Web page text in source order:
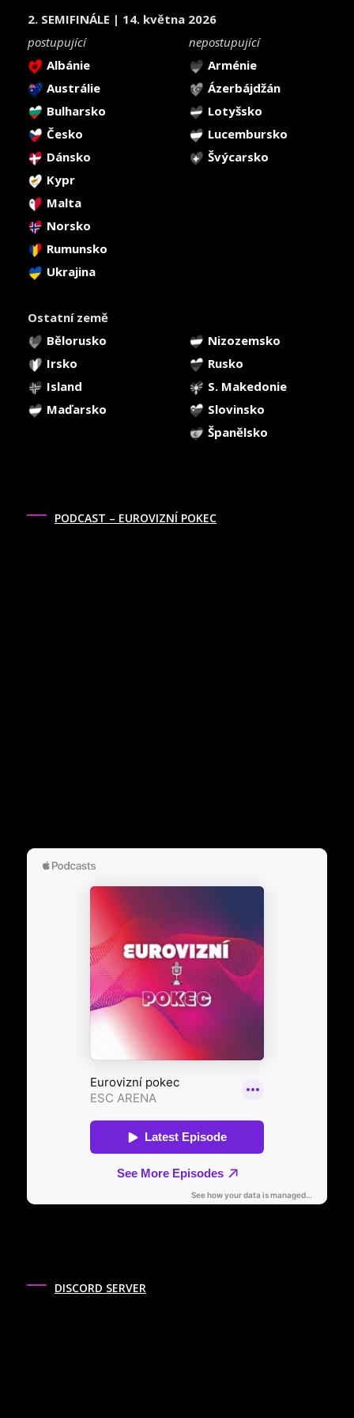
2. SEMIFINÁLE | 14. května 2026
postupující
nepostupující
Albánie
Arménie
Austrálie
Ázerbájdžán
Bulharsko
Lotyšsko
Česko
Lucembursko
Dánsko
Švýcarsko
Kypr
Malta
Norsko
Rumunsko
Ukrajina
Ostatní země
Bělorusko
Nizozemsko
Irsko
Rusko
Island
S. Makedonie
Maďarsko
Slovinsko
Španělsko
PODCAST – EUROVIZNÍ POKEC
DISCORD SERVER